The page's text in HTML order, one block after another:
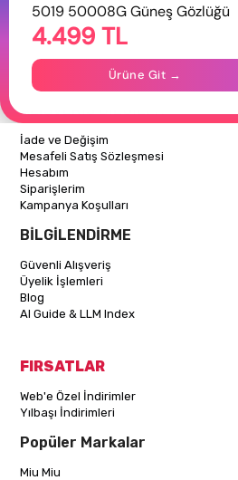
Hakkımızda
Gizlilik Politikası
İletişim
ALIŞVERİŞ BİLGİLERİ
İade ve Değişim
Mesafeli Satış Sözleşmesi
Hesabım
Siparişlerim
Kampanya Koşulları
BİLGİLENDİRME
Güvenli Alışveriş
Üyelik İşlemleri
Blog
AI Guide & LLM Index
FIRSATLAR
Web'e Özel İndirimler
Yılbaşı İndirimleri
Popüler Markalar
Miu Miu
5019 50008G Güneş Gözlüğü
4.499 TL
Ürüne Git →